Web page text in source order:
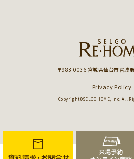
〒983-0036 宮城県仙台市宮城
Privacy Policy
Copyright©SELCO HOME, Inc. All